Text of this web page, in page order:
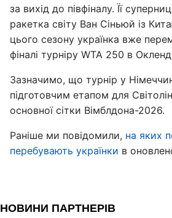
за вихід до півфіналу. Її
ракетка світу Ван Сіньюй із
цього сезону українка вже
фіналі турніру WTA 250 в
Зазначимо, що турнір у
підготовчим етапом для
основної сітки Вімблдона-2026.
Раніше ми повідомили, на яких
перебувають українки в